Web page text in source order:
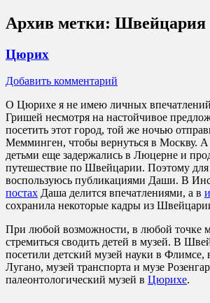
Архив метки: Швейцария
Цюрих
Добавить комментарий
О Цюрихе я не имею личных
Гришей несмотря на настойчивое
посетить этот город, той же ночью
Мемминген, чтобы вернуться в Москву.
детьми еще задержались в Люцерне и
путешествие по Швейцарии. Поэтому для
воспользуюсь публикациями Даши. В
постах Даша делится впечатлениями, а в
сохранила некоторые кадры из
При любой возможности, в любой точке
стремиться сводить детей в музей. В
посетили детский музей науки в Флимсе,
Лугано, музей транспорта и музе
палеонтологический музей в Цюрихе.